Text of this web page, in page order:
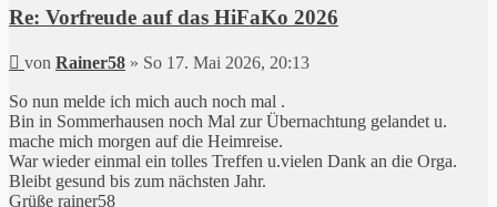
Re: Vorfreude auf das HiFaKo 2026
Beitrag
von Rainer58 » So 17. Mai 2026, 20:13
So nun melde ich mich auch noch mal .
Bin in Sommerhausen noch Mal zur Übernachtung gelandet u.
mache mich morgen auf die Heimreise.
War wieder einmal ein tolles Treffen u.vielen Dank an die Orga.
Bleibt gesund bis zum nächsten Jahr.
Grüße rainer58